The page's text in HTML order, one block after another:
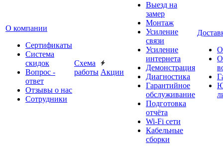
О компании
Сертификаты
Система
скидок
Вопрос -
ответ
Отзывы о нас
Сотрудники
Схема
работы Акции
Выезд на
замер
Монтаж
Усиление
связи
Усиление
интернета
Демонстрация
Диагностика
Гарантийное
обслуживание
Подготовка
отчёта
Wi-Fi сети
Кабельные
сборки